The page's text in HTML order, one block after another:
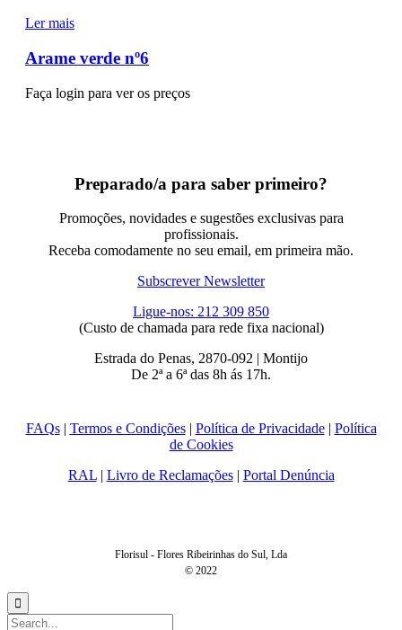
Ler mais
Arame verde nº6
Faça login para ver os preços
Preparado/a para saber primeiro?
Promoções, novidades e sugestões exclusivas para
profissionais.
Receba comodamente no seu email, em primeira mão.
Subscrever Newsletter
Ligue-nos: 212 309 850
(Custo de chamada para rede fixa nacional)
Estrada do Penas, 2870-092 | Montijo
De 2ª a 6ª das 8h ás 17h.
FAQs| Termos e Condições| Política de Privacidade| Política
de Cookies
RAL| Livro de Reclamações| Portal Denúncia
Florisul - Flores Ribeirinhas do Sul, Lda
© 2022
